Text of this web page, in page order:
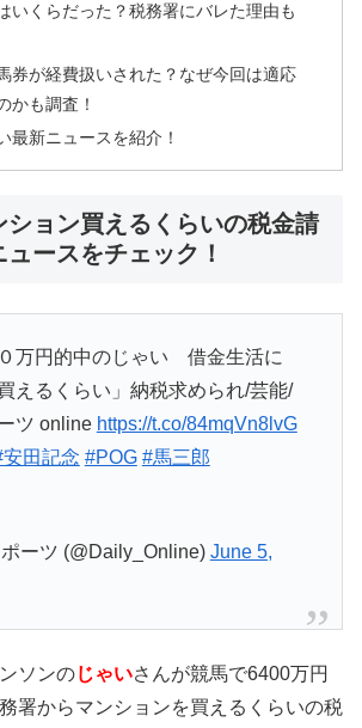
いくらだった？税務署にバレた理由も
券が経費扱いされた？なぜ今回は適応
かも調査！
最新ニュースを紹介！
ション買えるくらいの税金請
ースをチェック！
万円的中のじゃい 借金生活に
えるくらい」納税求められ/芸能/
ツ online https://t.co/84mqVn8lvG
安田記念 #POG #馬三郎
ーツ (@Daily_Online) June 5,
ソンのじゃいさんが競馬で6400万円
署からマンションを買えるくらいの税